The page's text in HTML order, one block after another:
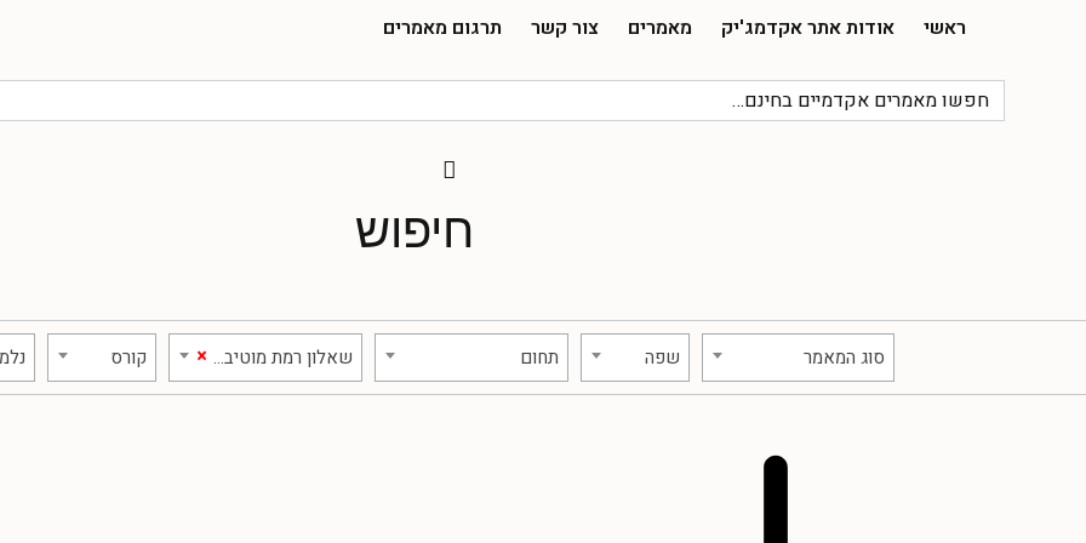
ראשי אודות אתר אקדמג'יק מאמרים צור קשר תרגום מאמרים
חיפוש
סוג המאמר שפה תחום × שאלון רמת מוטיבציה בלמידה קורס